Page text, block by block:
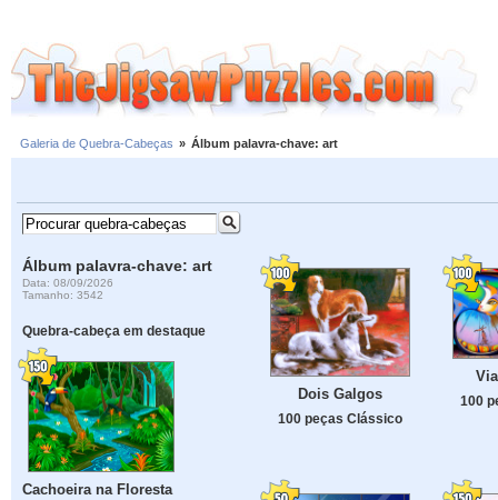
Galeria de Quebra-Cabeças » Álbum palavra-chave: art
Álbum palavra-chave: art
Data: 08/09/2026
Tamanho: 3542
Quebra-cabeça em destaque
Cachoeira na Floresta
Dois Galgos
100 peças Clássico
100